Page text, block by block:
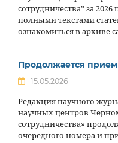
сотрудничества” за
полными текстами
ознакомиться в архиве
Продолжается прием
15.05.2026
Редакция научного
научных центров
сотрудничества»
очередного номера и